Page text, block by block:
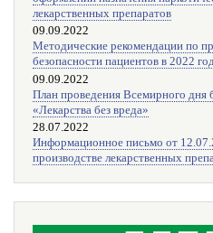
лекарственных препаратов
09.09.2022
Методические рекомендации по
безопасности пациентов в 2022
09.09.2022
План проведения Всемирного дня
«Лекарства без вреда»
28.07.2022
Информационное письмо от
производстве лекарственных